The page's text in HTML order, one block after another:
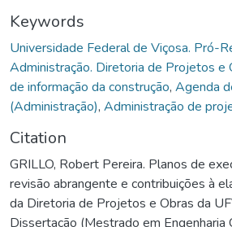
Keywords
Universidade Federal de Viçosa. Pró-
Administração. Diretoria de Projetos e
de informação da construção, Agenda
(Administração), Administração de
Citation
GRILLO, Robert Pereira. Planos de
revisão abrangente e contribuições à
da Diretoria de Projetos e Obras da
Dissertação (Mestrado em Engenharia